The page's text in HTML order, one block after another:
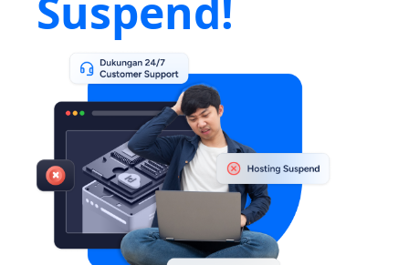
Suspend!